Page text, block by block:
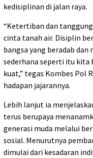
kedisiplinan di jalan raya.
“Ketertiban dan
cinta tanah air. Disiplin
bangsa yang beradab
sederhana seperti itu kita
kuat,” tegas Kombes Pol
hadapan jajarannya.
Lebih lanjut ia
terus berupaya
generasi muda melalui
sosial. Menurutnya
dimulai dari kesadaran